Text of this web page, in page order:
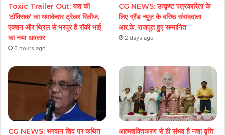
Toxic Trailer Out: यश की
‘टॉक्सिक’ का धमाकेदार ट्रेलर रिलीज,
एक्शन और थ्रिल से भरपूर है रॉकी भाई
का नया अवतार
6 hours ago
CG NEWS: उत्कृष्ट पत्रकारिता के
लिए ग्रैंड न्यूज़ के वरिष्ठ संवाददाता
आर.के. राजपूत हुए सम्मानित
2 days ago
CG NEWS: भगवान शिव पर कथित आत्मशक्तिकरण से ही संभव है नशा वृत्ति